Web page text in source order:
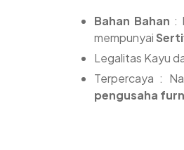
Bahan Bahan :
mempunyai
Legalitas Kayu
Terpercaya :
pengusaha